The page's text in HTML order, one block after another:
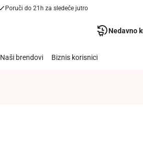
Poruči do 21h za sledeće jutro
Nedavno
Naši brendovi Biznis korisnici